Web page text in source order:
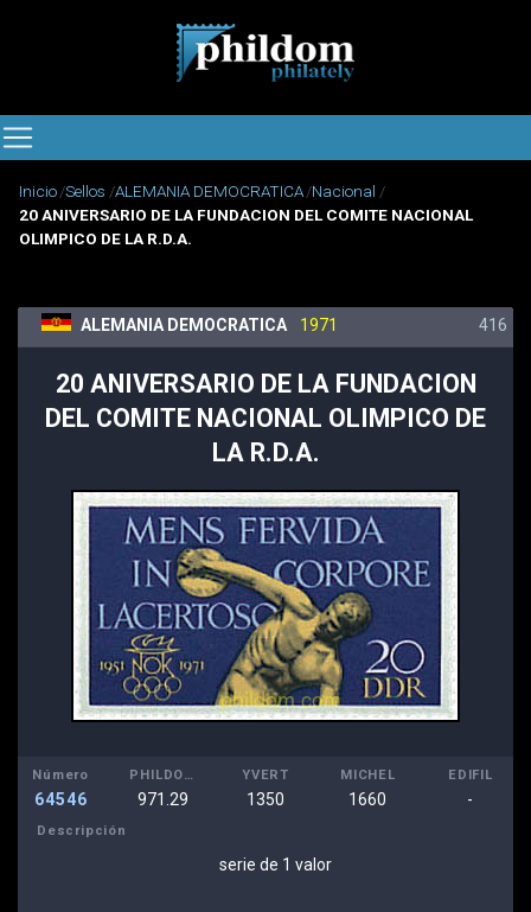
Inicio Sellos ALEMANIA DEMOCRATICA Nacional
20 ANIVERSARIO DE LA FUNDACION DEL COMITE NACIONAL
OLIMPICO DE LA R.D.A.
ALEMANIA DEMOCRATICA 1971 416
20 ANIVERSARIO DE LA FUNDACION
DEL COMITE NACIONAL OLIMPICO DE
LA R.D.A.
Número
64546
PHILDOM
971.29
YVERT
1350
MICHEL
1660
EDIFIL
-
Descripción
serie de 1 valor